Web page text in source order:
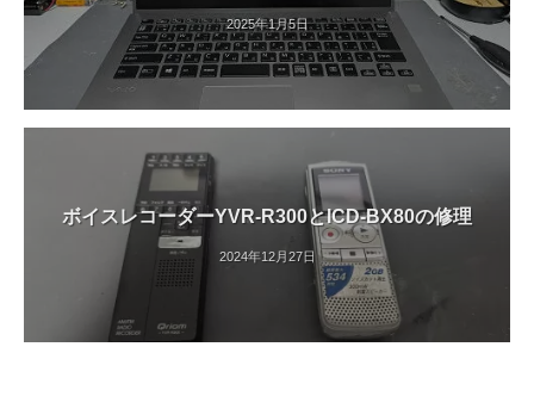
2025年1月5日
ボイスレコーダーYVR-R300とICD-BX80の修理
2024年12月27日